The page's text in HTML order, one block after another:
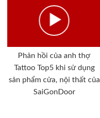
Phản hồi của anh thợ
Tattoo Top5 khi sử dụng
sản phẩm cửa, nội thất của
SaiGonDoor